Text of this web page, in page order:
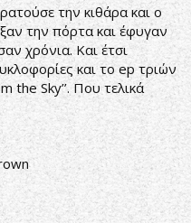
την κιθάρα και ο
την πόρτα και έφυγαν
χρόνια. Και έτσι
και το ep τριών
the Sky’’. Που τελικά